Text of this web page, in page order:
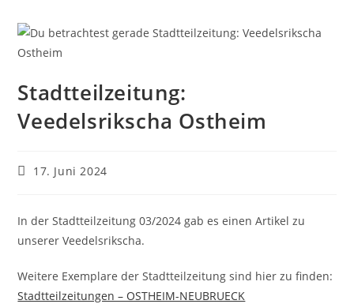
Stadtteilzeitung:
Veedelsrikscha Ostheim
Beitrag
17. Juni 2024
In der Stadtteilzeitung 03/2024 gab es einen Artikel zu
unserer Veedelsrikscha.
Weitere Exemplare der Stadtteilzeitung sind hier zu finden:
Stadtteilzeitungen – OSTHEIM-NEUBRUECK